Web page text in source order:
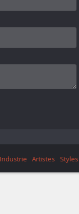
Industrie Artistes Styles